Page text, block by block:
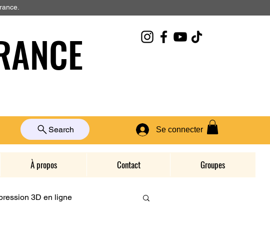
Se connecter
Search
À propos Contact Groupes
3D en ligne